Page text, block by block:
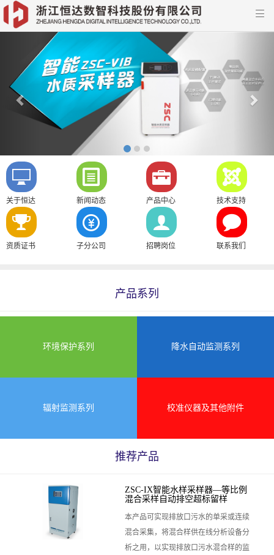

Previous
关于恒达 新闻动态 产品中心 技术支持
资质证书 子分公司 招聘岗位 联系我们
产品系列
环境保护系列 降水自动监测系列
辐射监测系列 校准仪器及其他附件
推荐产品
ZSC-IX智能水样采样器—等比例
混合采样自动排空超标留样
本产品可实现排放口污水的单采或连续
混合采集，将混合样供在线分析设备分
析之用，以实现排放口污水混合样的监